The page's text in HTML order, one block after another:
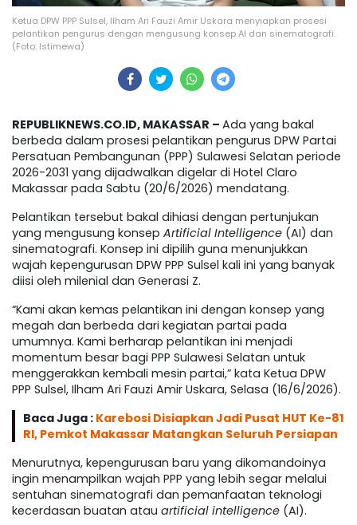
Ketua DPW PPP Sulsel, Ilham Ari Fauzi Amir Uskara menyiapkan prosesi
pelantikan pengurus dengan mengusung konsep AI dan sinematografi.
(Foto: Istimewa)
REPUBLIKNEWS.CO.ID, MAKASSAR – Ada yang bakal
berbeda dalam prosesi pelantikan pengurus DPW Partai
Persatuan Pembangunan (PPP) Sulawesi Selatan periode
2026-2031 yang dijadwalkan digelar di Hotel Claro
Makassar pada Sabtu (20/6/2026) mendatang.
Pelantikan tersebut bakal dihiasi dengan pertunjukan
yang mengusung konsep Artificial Intelligence (AI) dan
sinematografi. Konsep ini dipilih guna menunjukkan
wajah kepengurusan DPW PPP Sulsel kali ini yang banyak
diisi oleh milenial dan Generasi Z.
“Kami akan kemas pelantikan ini dengan konsep yang
megah dan berbeda dari kegiatan partai pada
umumnya. Kami berharap pelantikan ini menjadi
momentum besar bagi PPP Sulawesi Selatan untuk
menggerakkan kembali mesin partai,” kata Ketua DPW
PPP Sulsel, Ilham Ari Fauzi Amir Uskara, Selasa (16/6/2026).
Baca Juga : Karebosi Disiapkan Jadi Pusat HUT Ke-81
RI, Pemkot Makassar Matangkan Seluruh Persiapan
Menurutnya, kepengurusan baru yang dikomandoinya
ingin menampilkan wajah PPP yang lebih segar melalui
sentuhan sinematografi dan pemanfaatan teknologi
kecerdasan buatan atau artificial intelligence (AI).